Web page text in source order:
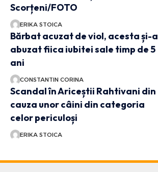
Scorțeni/FOTO
ERIKA STOICA
Bărbat acuzat de viol, acesta și-a
abuzat fiica iubitei sale timp de 5
ani
CONSTANTIN CORINA
Scandal în Ariceștii Rahtivani din
cauza unor câini din categoria
celor periculoși
ERIKA STOICA